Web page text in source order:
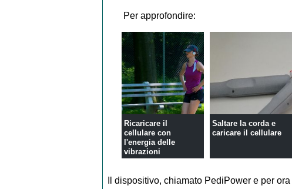
Per approfondire:
Ricaricare il
cellulare con
l'energia delle
vibrazioni
Saltare la corda e
caricare il cellulare
Il dispositivo, chiamato PediPower e per